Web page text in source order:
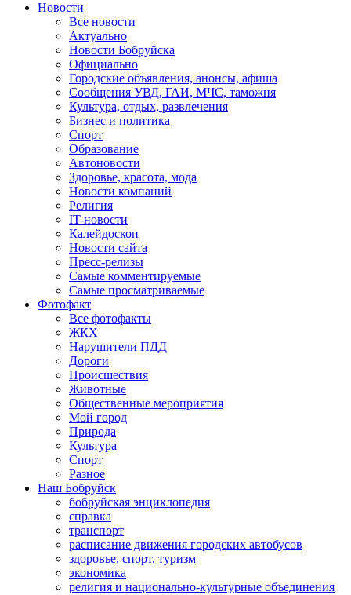
Новости
Все новости
Актуально
Новости Бобруйска
Официально
Городские объявления, анонсы, афиша
Сообщения УВД, ГАИ, МЧС, таможня
Культура, отдых, развлечения
Бизнес и политика
Спорт
Образование
Автоновости
Здоровье, красота, мода
Новости компаний
Религия
IT-новости
Калейдоскоп
Новости сайта
Пресс-релизы
Самые комментируемые
Самые просматриваемые
Фотофакт
Все фотофакты
ЖКХ
Нарушители ПДД
Дороги
Происшествия
Животные
Общественные мероприятия
Мой город
Природа
Культура
Спорт
Разное
Наш Бобруйск
бобруйская энциклопедия
справка
транспорт
расписание движения городских автобусов
здоровье, спорт, туризм
экономика
религия и национально-культурные объединения